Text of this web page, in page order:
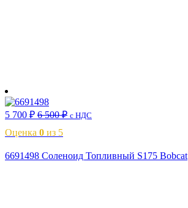
5 700 ₽ 6 500₽ с НДС
Оценка 0 из 5
6691498 Соленоид Топливный S175 Bobcat